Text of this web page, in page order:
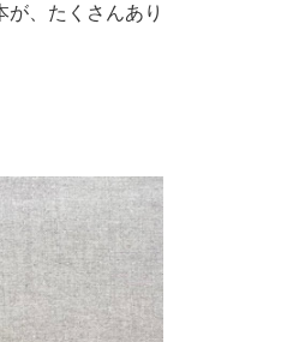
、たくさんあり